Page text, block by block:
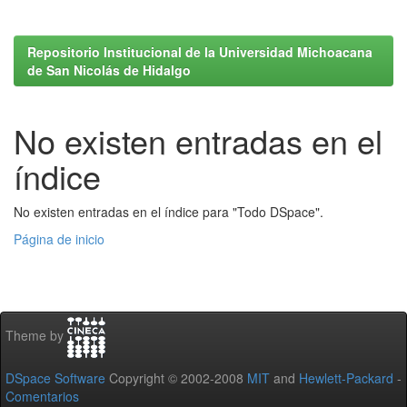
Repositorio Institucional de la Universidad Michoacana
de San Nicolás de Hidalgo
No existen entradas en el
índice
No existen entradas en el índice para "Todo DSpace".
Página de inicio
Theme by
DSpace Software Copyright © 2002-2008 MIT and Hewlett-Packard -
Comentarios